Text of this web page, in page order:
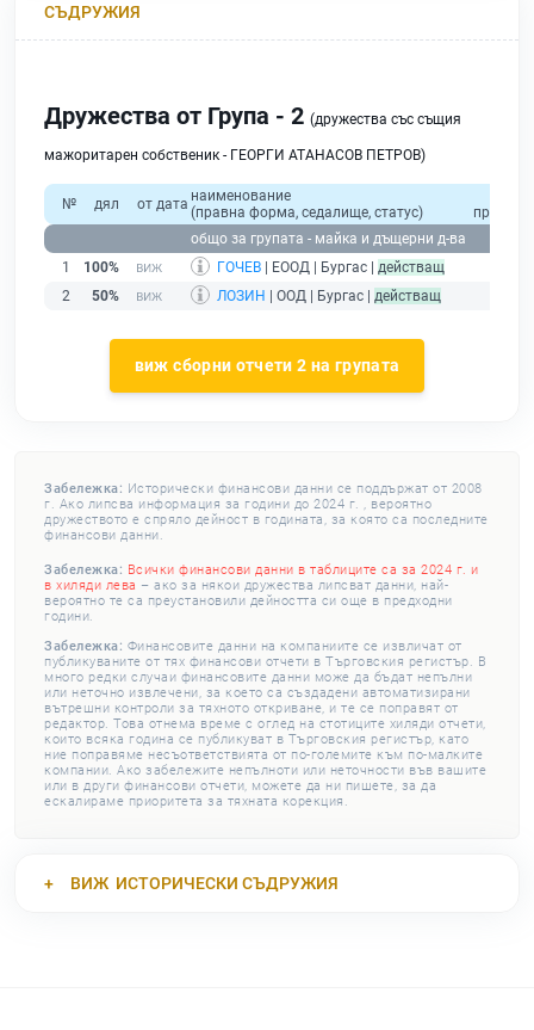
СЪДРУЖИЯ
Дружества от Група - 2 (дружества със същия
мажоритарен собственик - ГЕОРГИ АТАНАСОВ ПЕТРОВ)
№ дял от дата наименование
(правна форма, седалище, статус)
приходи
общо за групата - майка и дъщерни д-ва
1
100% ГОЧЕВ | ЕООД | Бургас | действащ
2
50% ЛОЗИН | ООД | Бургас | действащ
виж сборни отчети 2 на групата
Забележка: Исторически финансови данни се поддържат от 2008
г. Ако липсва информация за години до 2024 г. , вероятно
дружеството е спряло дейност в годината, за която са последните
финансови данни.
Забележка: Всички финансови данни в таблиците са за 2024 г. и
в хиляди лева – ако за някои дружества липсват данни, най-
вероятно те са преустановили дейността си още в предходни
години.
Забележка: Финансовите данни на компаниите се извличат от
публикуваните от тях финансови отчети в Търговския регистър. В
много редки случаи финансовите данни може да бъдат непълни
или неточно извлечени, за което са създадени автоматизирани
вътрешни контроли за тяхното откриване, и те се поправят от
редактор. Това отнема време с оглед на стотиците хиляди отчети,
които всяка година се публикуват в Търговския регистър, като
ние поправяме несъответствията от по-големите към по-малките
компании. Ако забележите непълноти или неточности във вашите
или в други финансови отчети, можете да ни пишете, за да
ескалираме приоритета за тяхната корекция.
ВИЖ ИСТОРИЧЕСКИ СЪДРУЖИЯ